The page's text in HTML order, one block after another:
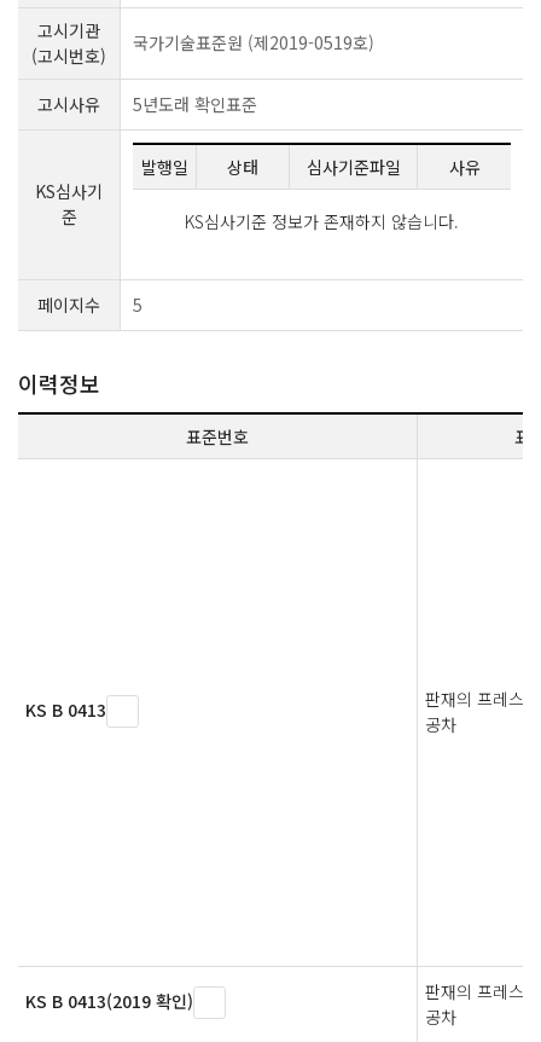
고시기관
(고시번호)
국가기술표준원 (제2019-0519호)
고시사유 5년도래 확인표준
KS심사기
준
발행일 상태 심사기준파일 사유
KS심사기준 정보가 존재하지 않습니다.
페이지수 5
이력정보
표준번호 표
KS B 0413
판재의 프레스
공차
KS B 0413(2019 확인)
판재의 프레스
공차